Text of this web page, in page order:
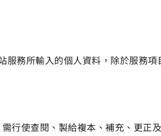
務所輸入的個人資料，除於服務
行使查閱、製給複本、補充、更正